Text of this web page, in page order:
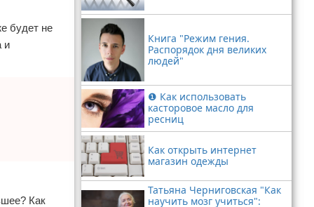
будет не
и
Как
Книга "Режим гения.
Распорядок дня великих
людей"
❶ Как использовать
касторовое масло для
ресниц
Как открыть интернет
магазин одежды
Татьяна Черниговская "Как
научить мозг учиться":